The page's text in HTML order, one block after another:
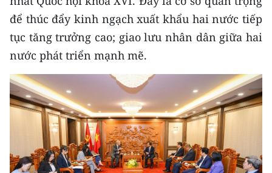
Đông Nam Bộ
Đồng bằng sông Cửu Long
Chuyên trang Hà Nội
Chuyên trang TP. Hồ Chí Minh
CHUYÊN ĐỀ
CÁC CHUYÊN TRANG
để thúc đẩy kinh ngạch xuất khẩu hai nước tiếp
tục tăng trưởng cao; giao lưu nhân dân giữa hai
nước phát triển mạnh mẽ.